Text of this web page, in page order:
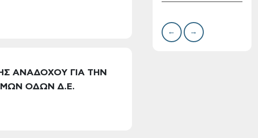
ΑΝΑΔΟΧΟΥ ΓΙΑ ΤΗΝ
ΟΔΩΝ Δ.Ε.
← →